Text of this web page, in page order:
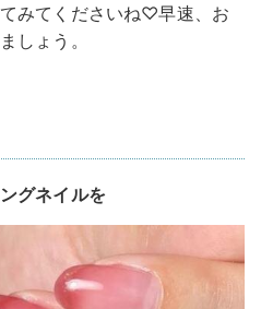
みてくださいね♡早速、お
しょう。
グネイルを